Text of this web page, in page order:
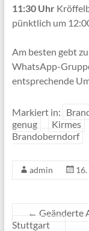
11:30 Uhr
pünktlich um
Am besten gebt
WhatsApp-
entsprechende
Markiert in:
genug
Kirmes
Brandoberndorf
admin
← Geänderte
Stuttgart